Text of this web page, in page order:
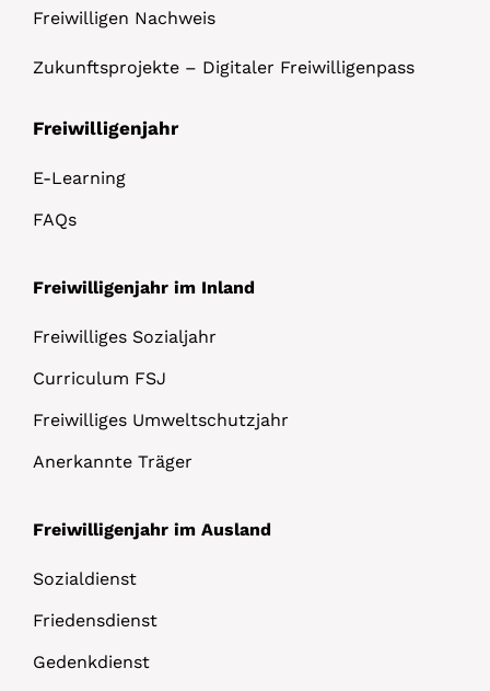
Freiwilligen Nachweis
Zukunftsprojekte – Digitaler Freiwilligenpass
Freiwilligenjahr
E-Learning
FAQs
Freiwilligenjahr im Inland
Freiwilliges Sozialjahr
Curriculum FSJ
Freiwilliges Umweltschutzjahr
Anerkannte Träger
Freiwilligenjahr im Ausland
Sozialdienst
Friedensdienst
Gedenkdienst